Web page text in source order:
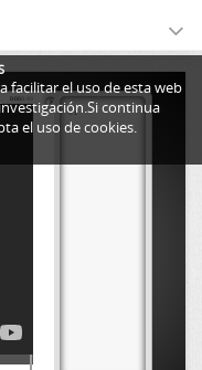
facilitar el uso de esta web
continua
el uso de cookies.